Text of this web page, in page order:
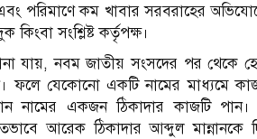
পরিমাণে কম খাবার সরবরাহের
কিংবা সংশ্লিষ্ট কর্তৃপক্ষ।
যায়, নবম জাতীয় সংসদের পর থেকে
ফলে যেকোনো একটি নামের মাধ্যমে
নামের একজন ঠিকাদার কাজটি পান।
আরেক ঠিকাদার আব্দুল